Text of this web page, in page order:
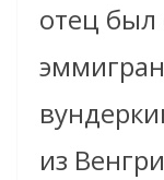
отец был
из